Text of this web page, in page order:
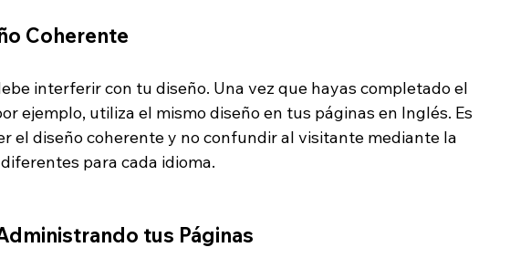
Coherente
interferir con tu diseño. Una vez que hayas completado el
ejemplo, utiliza el mismo diseño en tus páginas en Inglés. Es
el diseño coherente y no confundir al visitante mediante la
para cada idioma.
tus Páginas